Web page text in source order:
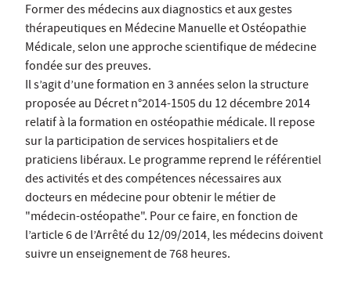
Former des médecins aux diagnostics et aux gestes
thérapeutiques en Médecine Manuelle et Ostéopathie
Médicale, selon une approche scientifique de médecine
fondée sur des preuves.
Il s’agit d’une formation en 3 années selon la structure
proposée au Décret n°2014-1505 du 12 décembre 2014
relatif à la formation en ostéopathie médicale. Il repose
sur la participation de services hospitaliers et de
praticiens libéraux. Le programme reprend le référentiel
des activités et des compétences nécessaires aux
docteurs en médecine pour obtenir le métier de
"médecin-ostéopathe". Pour ce faire, en fonction de
l’article 6 de l’Arrêté du 12/09/2014, les médecins doivent
suivre un enseignement de 768 heures.